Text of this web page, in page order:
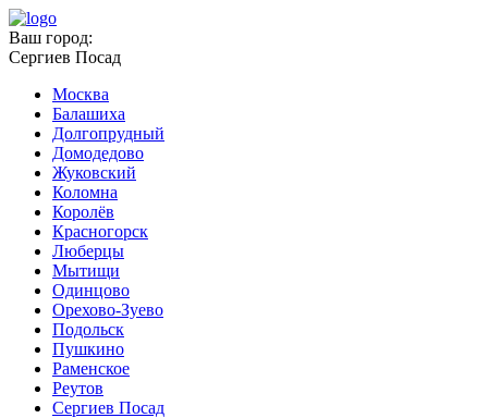
Ваш город:
Сергиев Посад
Москва
Балашиха
Долгопрудный
Домодедово
Жуковский
Коломна
Королёв
Красногорск
Люберцы
Мытищи
Одинцово
Орехово-Зуево
Подольск
Пушкино
Раменское
Реутов
Сергиев Посад